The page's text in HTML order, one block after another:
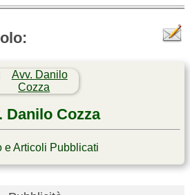
Danilo Cozza
e Articoli Pubblicati